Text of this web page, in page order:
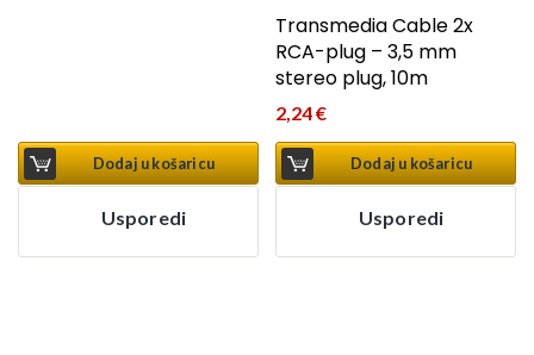
Dodaj u košaricu
Usporedi
Transmedia Cable 2x
RCA-plug – 3,5 mm
stereo plug, 10m
2,24€
Dodaj u košaricu
Usporedi